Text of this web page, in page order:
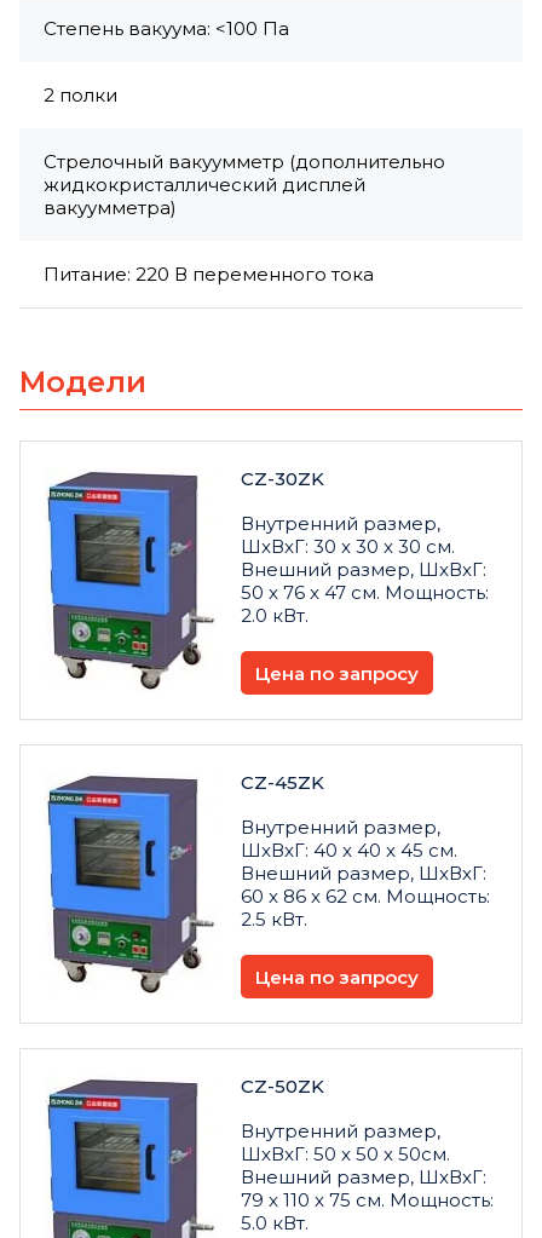
Степень вакуума: <100 Па
2 полки
Стрелочный вакуумметр (дополнительно
жидкокристаллический дисплей
вакуумметра)
Питание: 220 В переменного тока
Модели
CZ-30ZK
Внутренний размер,
ШxВxГ: 30 x 30 x 30 см.
Внешний размер, ШxВxГ:
50 x 76 x 47 см. Мощность:
2.0 кВт.
Цена по запросу
CZ-45ZK
Внутренний размер,
ШxВxГ: 40 x 40 x 45 см.
Внешний размер, ШxВxГ:
60 x 86 x 62 см. Мощность:
2.5 кВт.
Цена по запросу
CZ-50ZK
Внутренний размер,
ШxВxГ: 50 x 50 x 50см.
Внешний размер, ШxВxГ:
79 x 110 x 75 см. Мощность:
5.0 кВт.